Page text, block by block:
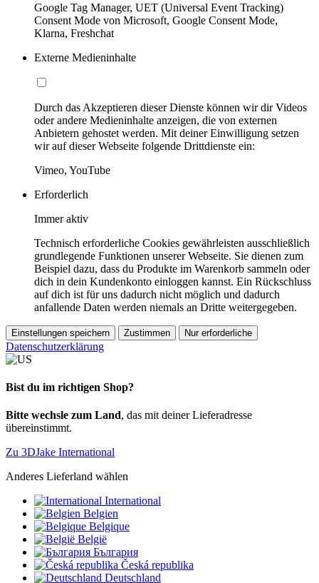
Google Tag Manager, UET (Universal Event Tracking)
Consent Mode von Microsoft, Google Consent Mode,
Klarna, Freshchat
Externe Medieninhalte
Durch das Akzeptieren dieser Dienste können wir dir Videos
oder andere Medieninhalte anzeigen, die von externen
Anbietern gehostet werden. Mit deiner Einwilligung setzen
wir auf dieser Webseite folgende Drittdienste ein:
Vimeo, YouTube
Erforderlich
Immer aktiv
Technisch erforderliche Cookies gewährleisten ausschließlich
grundlegende Funktionen unserer Webseite. Sie dienen zum
Beispiel dazu, dass du Produkte im Warenkorb sammeln oder
dich in dein Kundenkonto einloggen kannst. Ein Rückschluss
auf dich ist für uns dadurch nicht möglich und dadurch
anfallende Daten werden niemals an Dritte weitergegeben.
Einstellungen speichern Zustimmen Nur erforderliche
Datenschutzerklärung
Bist du im richtigen Shop?
Bitte wechsle zum Land, das mit deiner Lieferadresse
übereinstimmt.
Zu 3DJake International
Anderes Lieferland wählen
International
Belgien
Belgique
België
България
Česká republika
Deutschland